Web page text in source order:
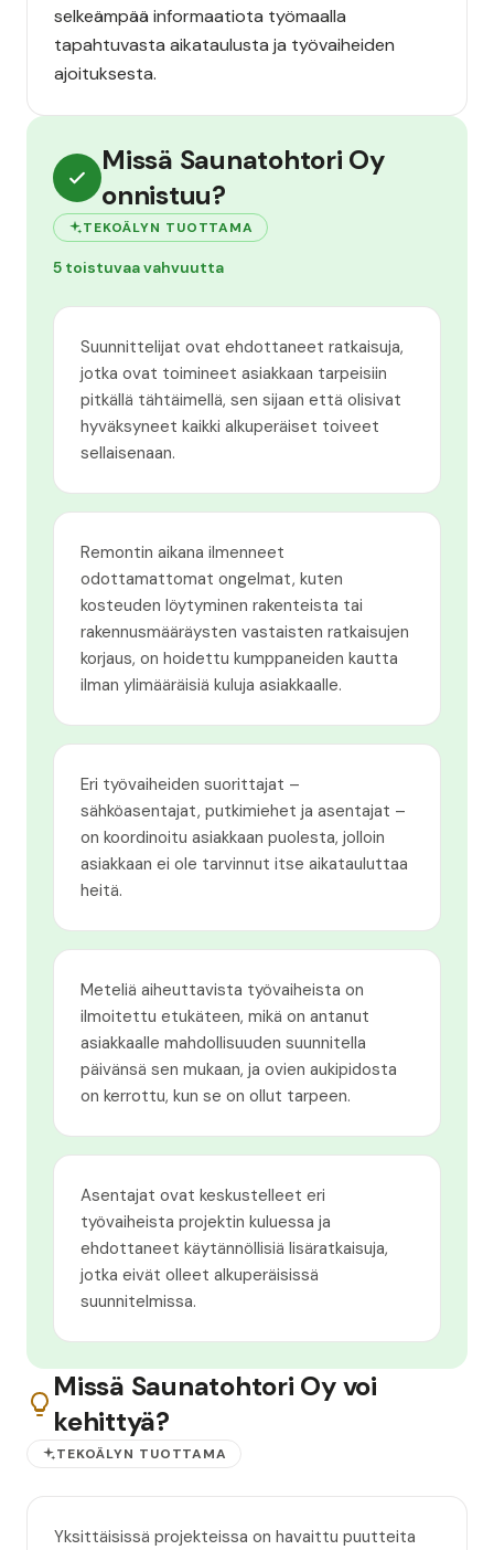
selkeämpää informaatiota työmaalla
tapahtuvasta aikataulusta ja työvaiheiden
ajoituksesta.
Missä Saunatohtori Oy
onnistuu?
TEKOÄLYN TUOTTAMA
5 toistuvaa vahvuutta
Suunnittelijat ovat ehdottaneet ratkaisuja,
jotka ovat toimineet asiakkaan tarpeisiin
pitkällä tähtäimellä, sen sijaan että olisivat
hyväksyneet kaikki alkuperäiset toiveet
sellaisenaan.
Remontin aikana ilmenneet
odottamattomat ongelmat, kuten
kosteuden löytyminen rakenteista tai
rakennusmääräysten vastaisten ratkaisujen
korjaus, on hoidettu kumppaneiden kautta
ilman ylimääräisiä kuluja asiakkaalle.
Eri työvaiheiden suorittajat –
sähköasentajat, putkimiehet ja asentajat –
on koordinoitu asiakkaan puolesta, jolloin
asiakkaan ei ole tarvinnut itse aikatauluttaa
heitä.
Meteliä aiheuttavista työvaiheista on
ilmoitettu etukäteen, mikä on antanut
asiakkaalle mahdollisuuden suunnitella
päivänsä sen mukaan, ja ovien aukipidosta
on kerrottu, kun se on ollut tarpeen.
Asentajat ovat keskustelleet eri
työvaiheista projektin kuluessa ja
ehdottaneet käytännöllisiä lisäratkaisuja,
jotka eivät olleet alkuperäisissä
suunnitelmissa.
Missä Saunatohtori Oy voi
kehittyä?
TEKOÄLYN TUOTTAMA
Yksittäisissä projekteissa on havaittu puutteita